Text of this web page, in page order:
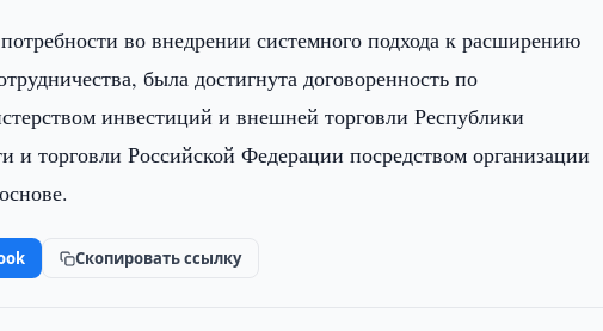
во внедрении системного подхода к расширению
была достигнута договоренность по
инвестиций и внешней торговли Республики
торговли Российской Федерации посредством организации
Скопировать ссылку